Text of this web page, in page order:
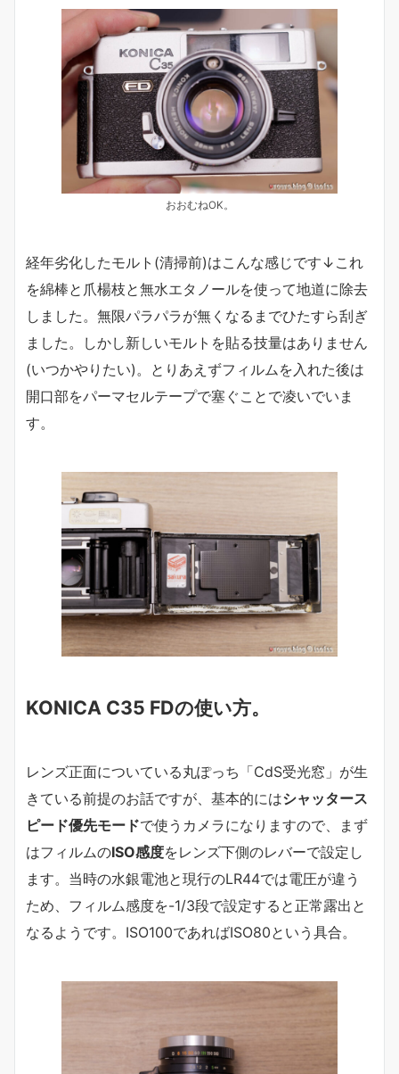
おおむねOK。
経年劣化したモルト(清掃前)はこんな感じです↓これ
を綿棒と爪楊枝と無水エタノールを使って地道に除去
しました。無限パラパラが無くなるまでひたすら刮ぎ
ました。しかし新しいモルトを貼る技量はありません
(いつかやりたい)。とりあえずフィルムを入れた後は
開口部をパーマセルテープで塞ぐことで凌いでいま
す。
KONICA C35 FDの使い方。
レンズ正面についている丸ぽっち「CdS受光窓」が生
きている前提のお話ですが、基本的にはシャッタース
ピード優先モードで使うカメラになりますので、まず
はフィルムのISO感度をレンズ下側のレバーで設定し
ます。当時の水銀電池と現行のLR44では電圧が違う
ため、フィルム感度を-1/3段で設定すると正常露出と
なるようです。ISO100であればISO80という具合。